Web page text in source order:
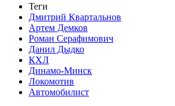
Теги
Дмитрий Квартальнов
Артем Демков
Роман Серафимович
Данил Дыдко
КХЛ
Динамо-Минск
Локомотив
Автомобилист